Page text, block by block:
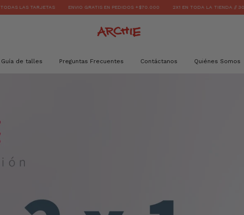
ENVIO GRATIS EN PEDIDOS +$70.000 2X1 EN TODA LA TIENDA // 30% OFF 1 UNIDAD 3
Guía de talles Preguntas Frecuentes Contáctanos Quiénes Somos